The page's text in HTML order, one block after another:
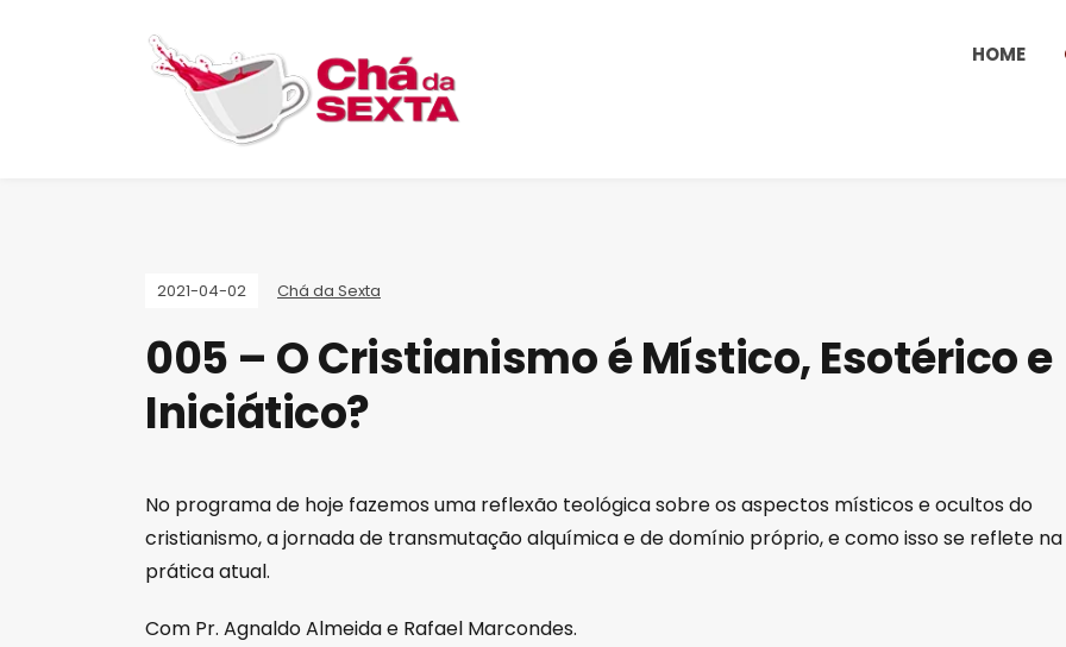
HOME
2021-04-02 Chá da Sexta
005 – O Cristianismo é Místico, Esotérico e
Iniciático?
No programa de hoje fazemos uma reflexão teológica sobre os aspectos místicos e ocultos do
cristianismo, a jornada de transmutação alquímica e de domínio próprio, e como isso se reflete na
prática atual.
Com Pr. Agnaldo Almeida e Rafael Marcondes.